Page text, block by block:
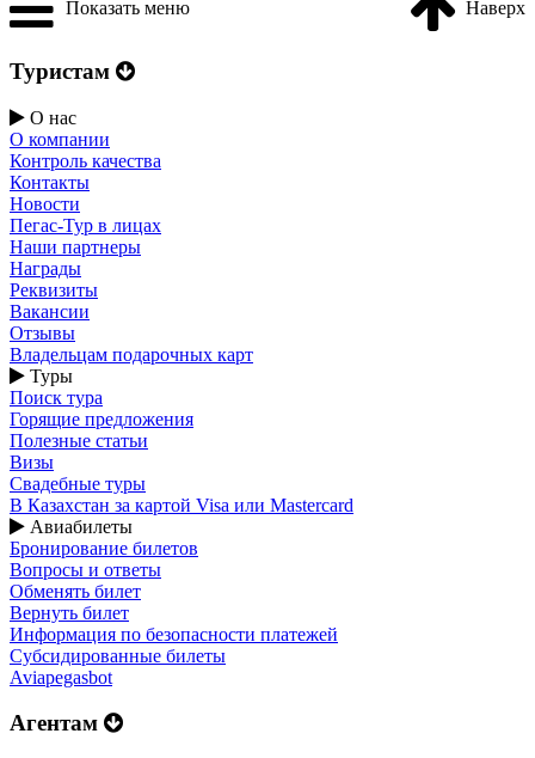
Показать меню
Наверх
Туристам
О нас
О компании
Контроль качества
Контакты
Новости
Пегас-Тур в лицах
Наши партнеры
Награды
Реквизиты
Вакансии
Отзывы
Владельцам подарочных карт
Туры
Поиск тура
Горящие предложения
Полезные статьи
Визы
Свадебные туры
В Казахстан за картой Visa или Masterсard
Авиабилеты
Бронирование билетов
Вопросы и ответы
Обменять билет
Вернуть билет
Информация по безопасности платежей
Субсидированные билеты
Aviapegasbot
Агентам